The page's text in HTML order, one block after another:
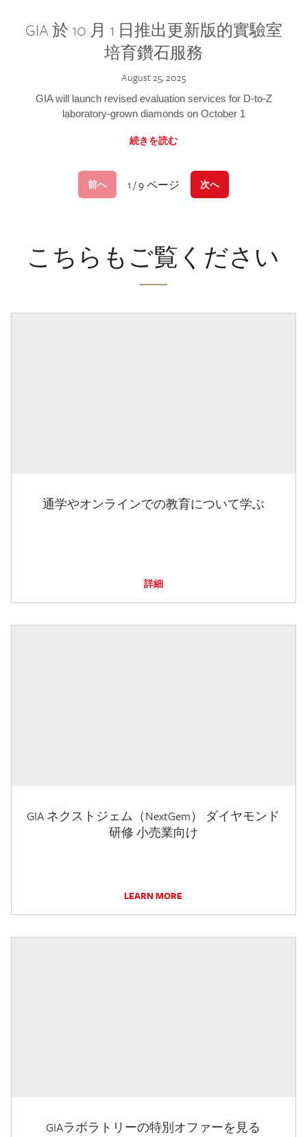
GIA 於 10 月 1 日推出更新版的實驗室
培育鑽石服務
August 25, 2025
GIA will launch revised evaluation services for D-to-Z
laboratory-grown diamonds on October 1
続きを読む
前へ 1 / 9 ページ 次へ
こちらもご覧ください
通学やオンラインでの教育について学ぶ
詳細
GIA ネクストジェム（NextGem） ダイヤモンド
研修 小売業向け
LEARN MORE
GIAラボラトリーの特別オファーを見る